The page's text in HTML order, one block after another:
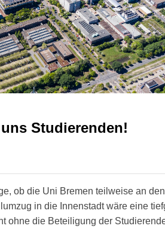
Studierenden!
ob die Uni Bremen teilweise an
in die Innenstadt wäre eine
ohne die Beteiligung der